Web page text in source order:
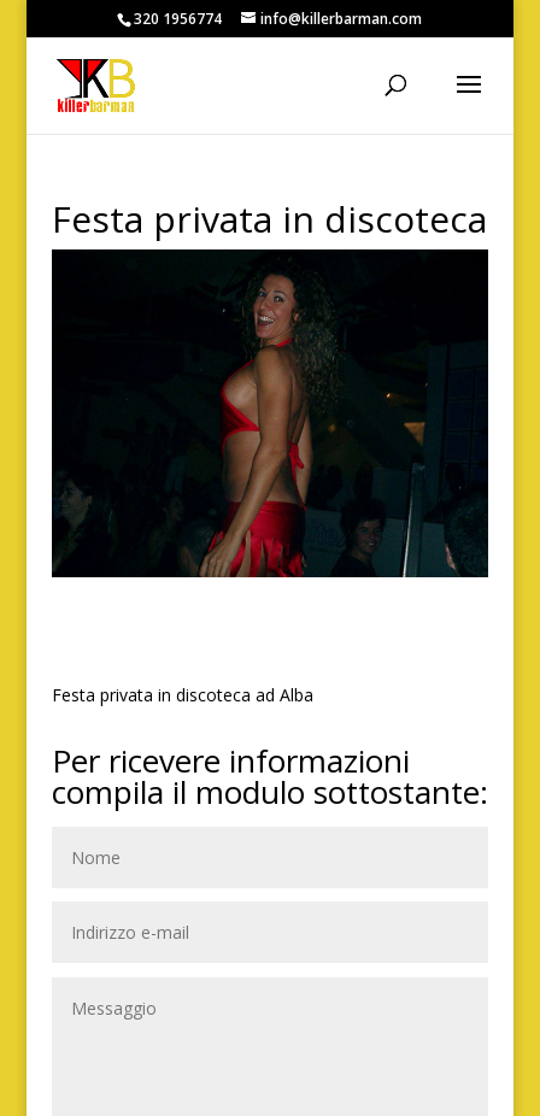
320 1956774 info@killerbarman.com
Festa privata in discoteca
Festa privata in discoteca ad Alba
Per ricevere informazioni
compila il modulo sottostante: